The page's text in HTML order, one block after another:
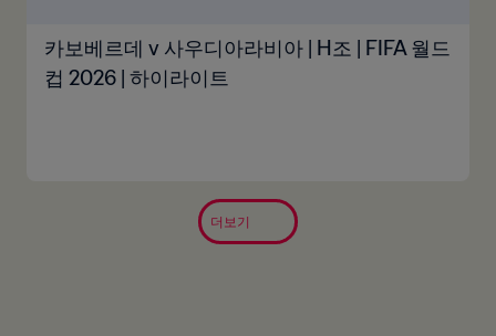
카보베르데 v 사우디아라비아 | H조 | FIFA 월드
컵 2026 | 하이라이트
더보기